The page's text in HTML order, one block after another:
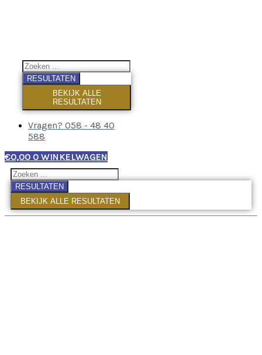
RESULTATEN
BEKIJK ALLE
RESULTATEN
Vragen? 058 - 48 40
588
€0,00 0 WINKELWAGEN
RESULTATEN
BEKIJK ALLE RESULTATEN